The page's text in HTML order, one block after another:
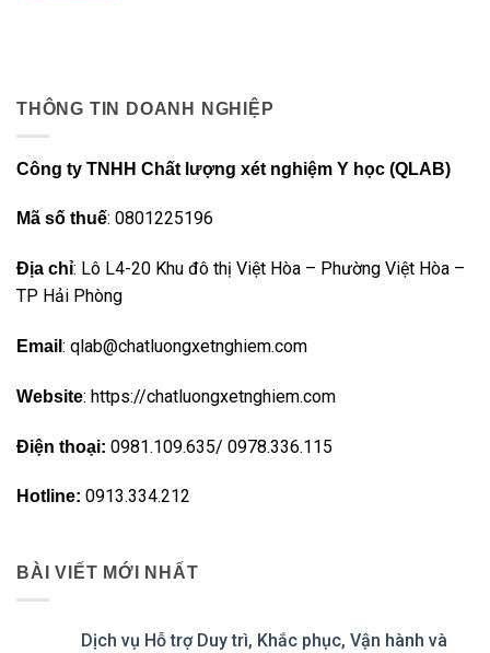
THÔNG TIN DOANH NGHIỆP
Công ty TNHH Chất lượng xét nghiệm Y học (QLAB)
Mã số thuế: 0801225196
Địa chỉ: Lô L4-20 Khu đô thị Việt Hòa – Phường Việt Hòa –
TP Hải Phòng
Email : qlab@chatluongxetnghiem.com
Website: https://chatluongxetnghiem.com
Điện thoại: 0981.109.635/ 0978.336.115
Hotline: 0913.334.212
BÀI VIẾT MỚI NHẤT
Dịch vụ Hỗ trợ Duy trì, Khắc phục, Vận hành và